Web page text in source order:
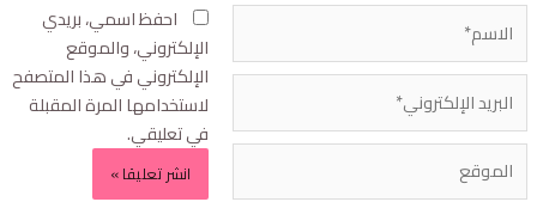
احفظ اسمي، بريدي
الإلكتروني، والموقع
الإلكتروني في هذا المتصفح
لاستخدامها المرة المقبلة
في تعليقي.